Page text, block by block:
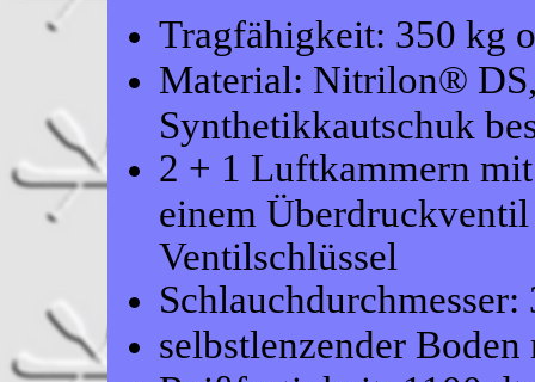
Tragfähigkeit: 350 kg
Material: Nitrilon®
Synthetikkautschuk
2 + 1 Luftkammern
einem
Ventilschlüssel
Schlauchdurchmesser:
selbstlenzender